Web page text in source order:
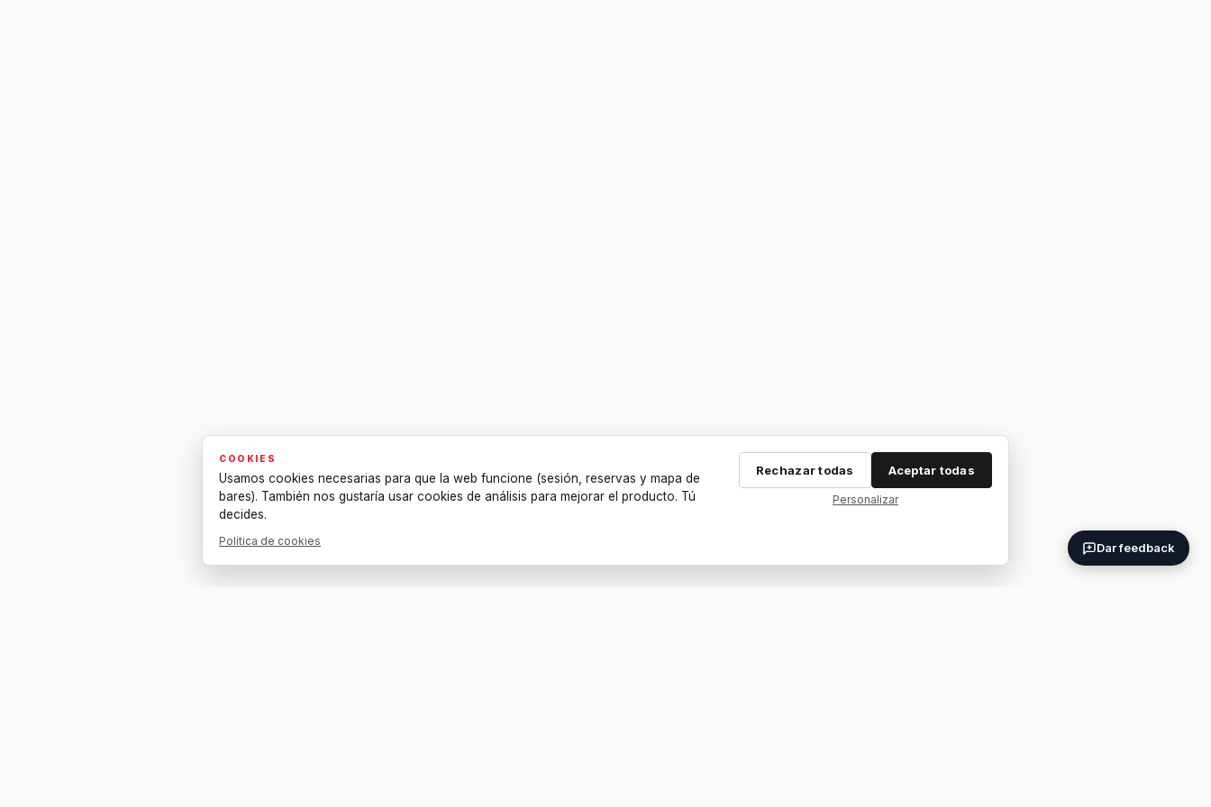
Dar feedback
COOKIES
Usamos cookies necesarias para que la web funcione (sesión, reservas y mapa de
bares). También nos gustaría usar cookies de análisis para mejorar el producto. Tú
decides.
Política de cookies
Rechazar todas Aceptar todas
Personalizar